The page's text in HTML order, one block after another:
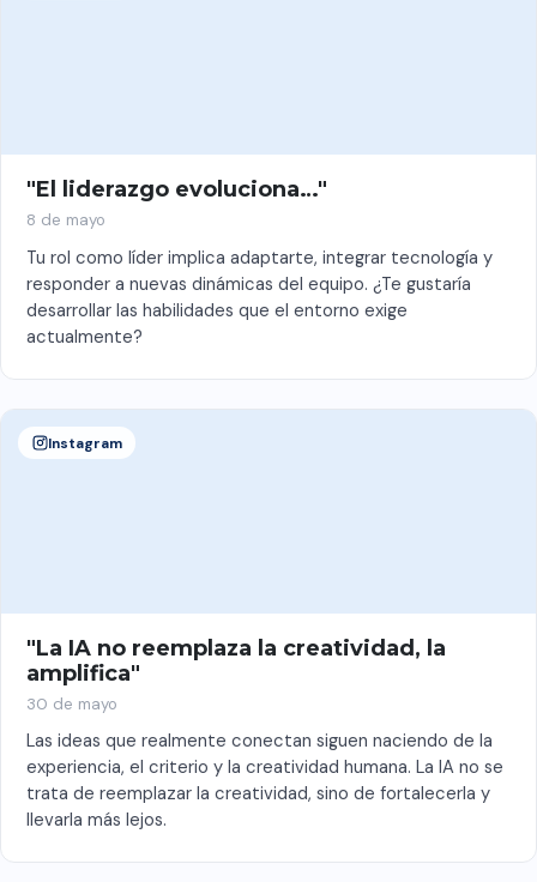
"El liderazgo evoluciona…"
8 de mayo
Tu rol como líder implica adaptarte, integrar tecnología y
responder a nuevas dinámicas del equipo. ¿Te gustaría
desarrollar las habilidades que el entorno exige
actualmente?
Instagram
"La IA no reemplaza la creatividad, la
amplifica"
30 de mayo
Las ideas que realmente conectan siguen naciendo de la
experiencia, el criterio y la creatividad humana. La IA no se
trata de reemplazar la creatividad, sino de fortalecerla y
llevarla más lejos.